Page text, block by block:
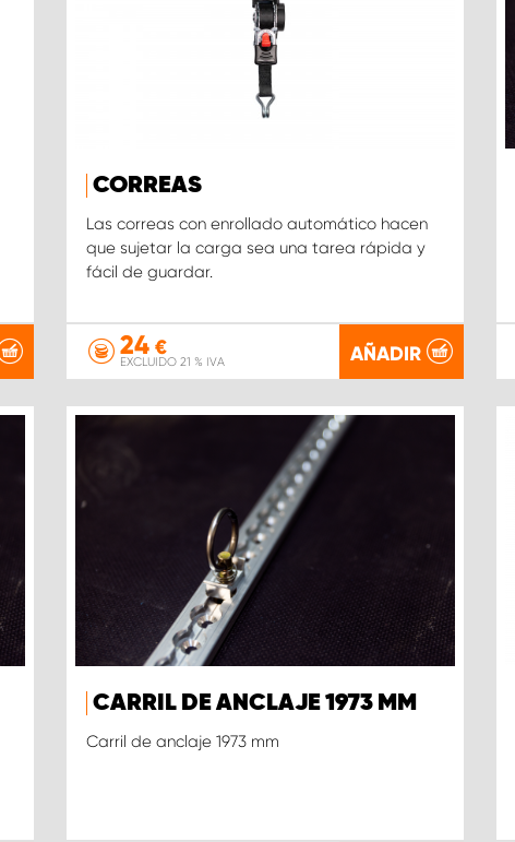
CORREAS
Las correas con enrollado automático hacen
que sujetar la carga sea una tarea rápida y
fácil de guardar.
24€
EXCLUIDO 21 % IVA AÑADIR
CARRIL DE ANCLAJE 1973 MM
Carril de anclaje 1973 mm